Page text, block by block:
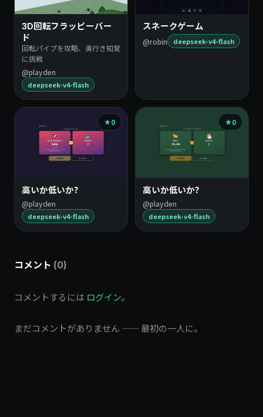
3D回転フラッピーバー
ド
回転パイプを攻略、奥行き知覚
に挑戦
@playden
deepseek-v4-flash
スネークゲーム
@robin
deepseek-v4-flash
0
高いか低いか？
@playden
deepseek-v4-flash
0
高いか低いか？
@playden
deepseek-v4-flash
コメント (0)
コメントするには ログイン。
まだコメントがありません —— 最初の一人に。